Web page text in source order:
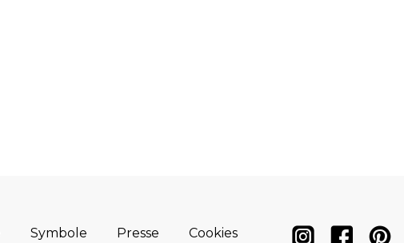
Symbole Presse Cookies